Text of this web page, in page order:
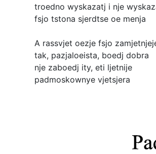
troedno wyskazatj i nje
fsjo tstona sjerdtse oe menja
A rassvjet oezje fsjo
tak, pazjaloeista, boedj dobra
nje zaboedj ity, eti ljetnije
padmoskownye vjetsjera